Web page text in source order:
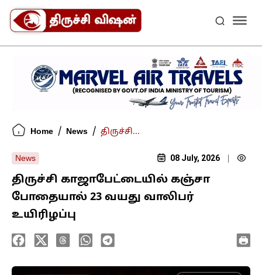
Home / News / திருச்சி...
News 08 July, 2026
திருச்சி காஜாபேட்டையில் கஞ்சா
போதையால் 23 வயது வாலிபர்
உயிரிழப்பு